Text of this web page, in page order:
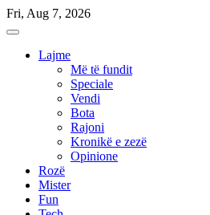
Skip
to
Fri, Aug 7, 2026
Lajme
Më të fundit
Speciale
Vendi
Bota
Rajoni
Kronikë e zezë
Opinione
Rozë
Mister
Fun